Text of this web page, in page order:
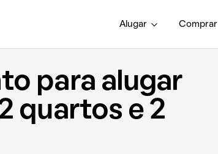
Alugar Comprar
para alugar
quartos e 2